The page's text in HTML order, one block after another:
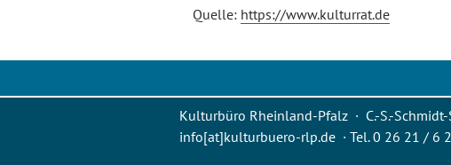
Quelle: https://www.kulturrat.de
Kulturbüro Rheinland-Pfalz · C.-S.-
info[at]kulturbuero-rlp.de · Tel. 0 26 21 / 6